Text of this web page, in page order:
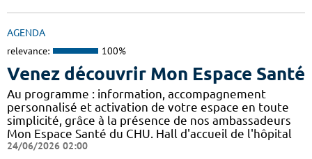
AGENDA
relevance: 100%
Venez découvrir Mon Espace Santé
Au programme : information, accompagnement
personnalisé et activation de votre espace en toute
simplicité, grâce à la présence de nos ambassadeurs
Mon Espace Santé du CHU. Hall d'accueil de l'hôpital
24/06/2026 02:00